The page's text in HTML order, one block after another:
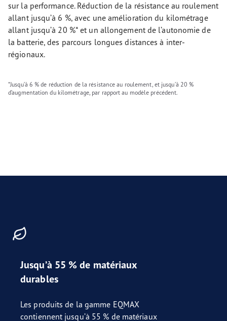
sur la performance. Réduction de la résistance au roulement
allant jusqu’à 6 %, avec une amélioration du kilométrage
allant jusqu’à 20 %* et un allongement de l’autonomie de
la batterie, des parcours longues distances à inter-
régionaux.
*Jusqu’à 6 % de réduction de la résistance au roulement, et jusqu’à 20 %
d’augmentation du kilométrage, par rapport au modèle précédent.
Jusqu’à 55 % de matériaux
durables
Les produits de la gamme EQMAX
contiennent jusqu’à 55 % de matériaux